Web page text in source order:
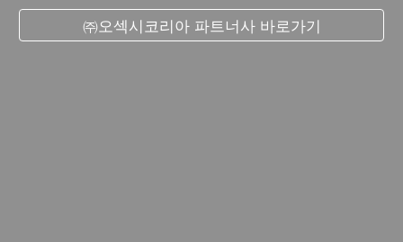
㈜오섹시코리아 파트너사 바로가기